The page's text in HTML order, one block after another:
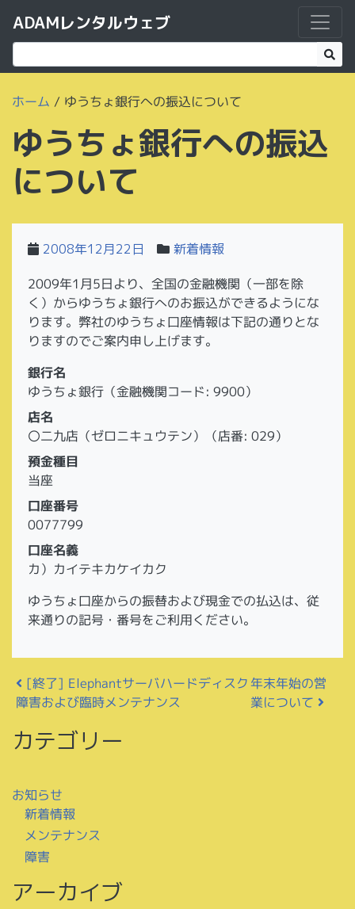
ADAMレンタルウェブ
ホーム / ゆうちょ銀行への振込について
ゆうちょ銀行への振込
について
2008年12月22日 新着情報
2009年1月5日より、全国の金融機関（一部を除
く）からゆうちょ銀行へのお振込ができるようにな
ります。弊社のゆうちょ口座情報は下記の通りとな
りますのでご案内申し上げます。
銀行名
ゆうちょ銀行（金融機関コード: 9900）
店名
〇二九店（ゼロニキュウテン）（店番: 029）
預金種目
当座
口座番号
0077799
口座名義
カ）カイテキカケイカク
ゆうちょ口座からの振替および現金での払込は、従
来通りの記号・番号をご利用ください。
投稿ナビゲーション
[終了] Elephantサーバハードディスク
障害および臨時メンテナンス
年末年始の営
業について
カテゴリー
お知らせ
新着情報
メンテナンス
障害
アーカイブ